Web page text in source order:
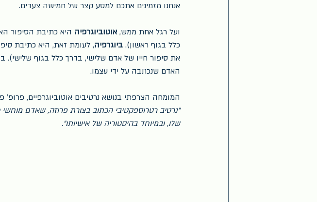
אנחנו מזמינים אתכם למסע קצר של חמישה צעדים.
ועל רגל אחת ממש, אוטוביוגרפיה היא כתיבת הסיפור
כלל בגוף ראשון). ביוגרפיה, לעומת זאת, היא כתיבת
את סיפור חייו של אדם שלישי, בדרך כלל בגוף שלישי).
האדם שנכתבה על ידי עצמו.
המומחה הצרפתי בנושא נרטיבים אוטוביוגרפיים, פרופ'
"נרטיב רטרוספקטיבי הכתוב בצורת פרוזה, שאדם
שלו, ובמיוחד בהיסטוריה של אישיותו".